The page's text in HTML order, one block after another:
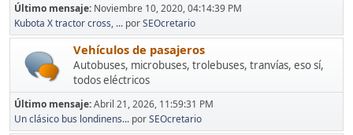
Último mensaje: Noviembre 10, 2020, 04:14:39 PM
Kubota X tractor cross, ... porSEOcretario
Vehículos de pasajeros
Autobuses, microbuses, trolebuses, tranvías, eso sí,
todos eléctricos
Último mensaje:Abril 21, 2026, 11:59:31 PM
Un clásico bus londinens... porSEOcretario